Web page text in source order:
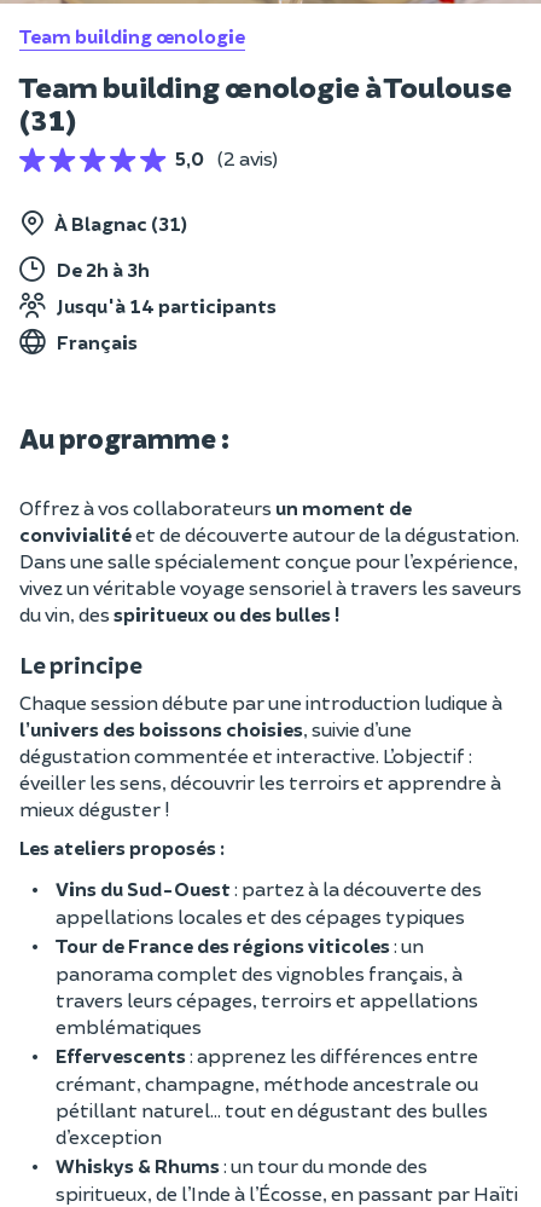
Team building œnologie
Team building œnologie à Toulouse
(31)
5,0 (2 avis)
À Blagnac (31)
De 2h à 3h
Jusqu'à 14 participants
Français
Au programme :
Offrez à vos collaborateurs un moment de
convivialitéet de découverte autour de la dégustation.
Dans une salle spécialement conçue pour l’expérience,
vivez un véritable voyage sensoriel à travers les saveurs
du vin, des spiritueux ou des bulles !
Le principe
Chaque session débute par une introduction ludique à
l’univers des boissons choisies, suivie d’une
dégustation commentée et interactive. L’objectif :
éveiller les sens, découvrir les terroirs et apprendre à
mieux déguster !
Les ateliers proposés :
Vins du Sud-Ouest : partez à la découverte des
appellations locales et des cépages typiques
Tour de France des régions viticoles: un
panorama complet des vignobles français, à
travers leurs cépages, terroirs et appellations
emblématiques
Effervescents: apprenez les différences entre
crémant, champagne, méthode ancestrale ou
pétillant naturel… tout en dégustant des bulles
d’exception
Whiskys & Rhums: un tour du monde des
spiritueux, de l’Inde à l’Écosse, en passant par Haïti